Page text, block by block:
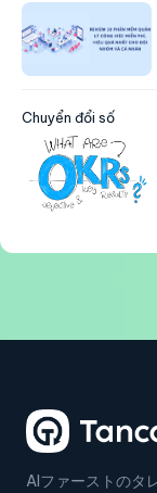
Chuyển đổi số
AIファーストのタ